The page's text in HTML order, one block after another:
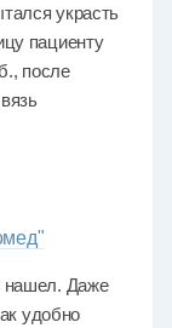
украсть
пациенту
после
нашел. Даже
удобно